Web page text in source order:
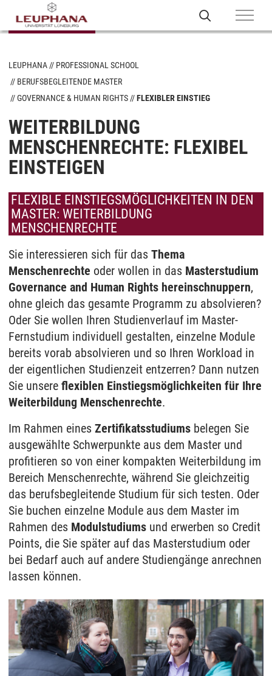
LEUPHANA
PROFESSIONAL SCHOOL
BERUFSBEGLEITENDE MASTER
GOVERNANCE & HUMAN RIGHTS
FLEXIBLER EINSTIEG
WEITERBILDUNG
MENSCHENRECHTE: FLEXIBEL
EINSTEIGEN
FLEXIBLE EINSTIEGSMÖGLICHKEITEN IN DEN
MASTER: WEITERBILDUNG
MENSCHENRECHTE
Sie interessieren sich für das Thema
Menschenrechte oder wollen in das Masterstudium
Governance and Human Rights hereinschnuppern,
ohne gleich das gesamte Programm zu absolvieren?
Oder Sie wollen Ihren Studienverlauf im Master-
Fernstudium individuell gestalten, einzelne Module
bereits vorab absolvieren und so Ihren Workload in
der eigentlichen Studienzeit entzerren? Dann nutzen
Sie unsere flexiblen Einstiegsmöglichkeiten für Ihre
Weiterbildung Menschenrechte.
Im Rahmen eines Zertifikatsstudiums belegen Sie
ausgewählte Schwerpunkte aus dem Master und
profitieren so von einer kompakten Weiterbildung im
Bereich Menschenrechte, während Sie gleichzeitig
das berufsbegleitende Studium für sich testen. Oder
Sie buchen einzelne Module aus dem Master im
Rahmen des Modulstudiums und erwerben so Credit
Points, die Sie später auf das Masterstudium oder
bei Bedarf auch auf andere Studiengänge anrechnen
lassen können.